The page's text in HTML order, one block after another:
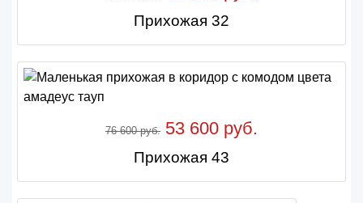
Прихожая 32
76 600 руб. 53 600 руб.
Прихожая 43